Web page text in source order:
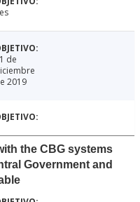
de
2019
the CBG systems
Government and